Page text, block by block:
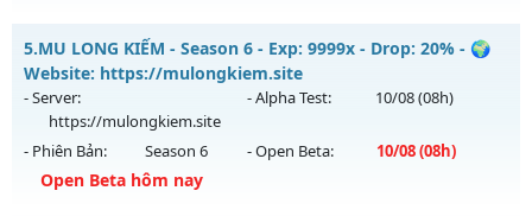
Thể loại: Mu Nguyên bản Webzen
Antihack: OK
Magnific Mu - Starter events, activity freebies
Mu mới ra tháng 08 2026 - Mở máy chủ
ngày 15/08/2626
Exp: 40x - Drop: 30%
Kiểu reset: Reset In Game
5.MU LONG KIẾM - Season 6 - Exp: 9999x - Drop: 20% - 🌍
Website: https://mulongkiem.site
- Server:
https://mulongkiem.site
- Alpha Test: 10/08(08h)
- Phiên Bản: Season 6 - Open Beta: 10/08(08h)
Open Beta hôm nay